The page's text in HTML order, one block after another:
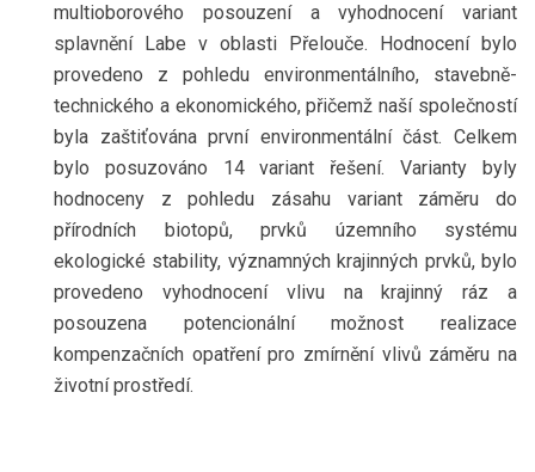
multioborového posouzení a vyhodnocení variant
splavnění Labe v oblasti Přelouče. Hodnocení bylo
provedeno z pohledu environmentálního, stavebně-
technického a ekonomického, přičemž naší společností
byla zaštiťována první environmentální část. Celkem
bylo posuzováno 14 variant řešení. Varianty byly
hodnoceny z pohledu zásahu variant záměru do
přírodních biotopů, prvků územního systému
ekologické stability, významných krajinných prvků, bylo
provedeno vyhodnocení vlivu na krajinný ráz a
posouzena potencionální možnost realizace
kompenzačních opatření pro zmírnění vlivů záměru na
životní prostředí.